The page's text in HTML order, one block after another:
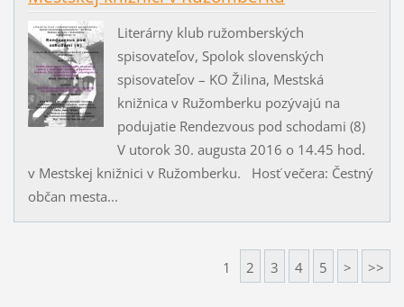
Literárny klub ružomberských
spisovateľov, Spolok slovenských
spisovateľov – KO Žilina, Mestská
knižnica v Ružomberku pozývajú na
podujatie Rendezvous pod schodami (8)
V utorok 30. augusta 2016 o 14.45 hod.
v Mestskej knižnici v Ružomberku. Hosť večera: Čestný
občan mesta...
1 2 3 4 5 > >>